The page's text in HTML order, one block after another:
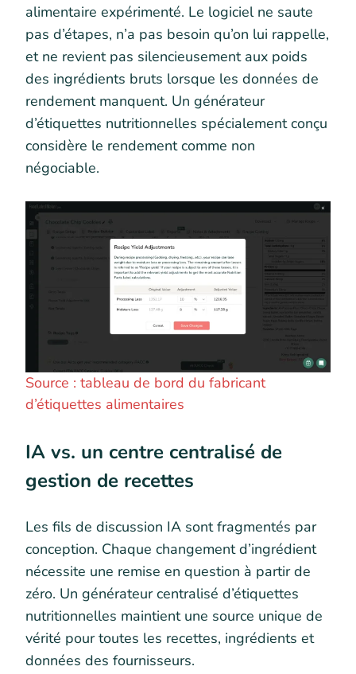
alimentaire expérimenté. Le logiciel ne saute
pas d’étapes, n’a pas besoin qu’on lui rappelle,
et ne revient pas silencieusement aux poids
des ingrédients bruts lorsque les données de
rendement manquent. Un générateur
d’étiquettes nutritionnelles spécialement conçu
considère le rendement comme non
négociable.
Source : tableau de bord du fabricant
d’étiquettes alimentaires
IA vs. un centre centralisé de
gestion de recettes
Les fils de discussion IA sont fragmentés par
conception. Chaque changement d’ingrédient
nécessite une remise en question à partir de
zéro. Un générateur centralisé d’étiquettes
nutritionnelles maintient une source unique de
vérité pour toutes les recettes, ingrédients et
données des fournisseurs.